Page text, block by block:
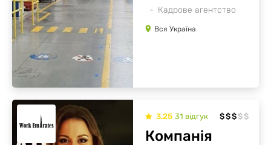
Кадрове агентство
Вся Україна
3.25 31 відгук $$$ $ $
Компанія